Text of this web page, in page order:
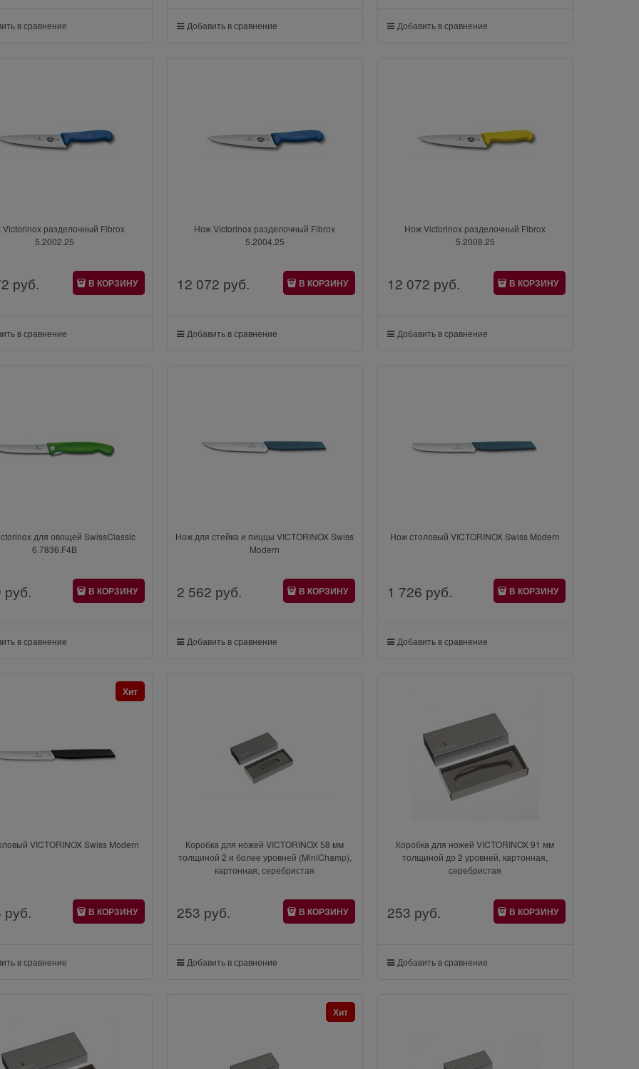
в сравнение Добавить в сравнение Добавить в сравнение
разделочный Fibrox
5.2002.25
руб. В КОРЗИНУ
в сравнение
Нож Victorinox разделочный Fibrox
5.2004.25
12 072 руб. В КОРЗИНУ
Добавить в сравнение
Нож Victorinox разделочный Fibrox
5.2008.25
12 072 руб. В КОРЗИНУ
Добавить в сравнение
для овощей SwissClassic
6.7836.F4B
руб. В КОРЗИНУ
в сравнение
Нож для стейка и пиццы VICTORINOX Swiss
Modern
2 562 руб. В КОРЗИНУ
Добавить в сравнение
Нож столовый VICTORINOX Swiss Modern
1 726 руб. В КОРЗИНУ
Добавить в сравнение
VICTORINOX Swiss Modern
Хит
руб. В КОРЗИНУ
в сравнение
Коробка для ножей VICTORINOX 58 мм
толщиной 2 и более уровней (MiniChamp),
картонная, серебристая
253 руб. В КОРЗИНУ
Добавить в сравнение
Коробка для ножей VICTORINOX 91 мм
толщиной до 2 уровней, картонная,
серебристая
253 руб. В КОРЗИНУ
Добавить в сравнение
Хит